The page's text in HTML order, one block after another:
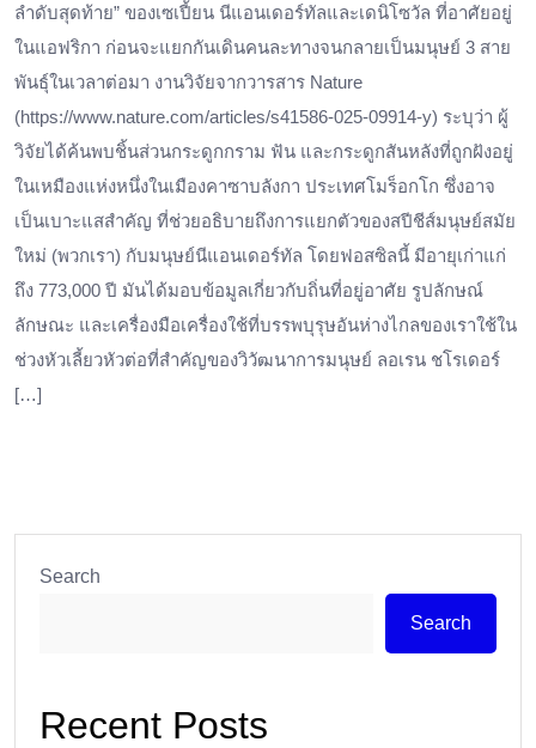
ลำดับสุดท้าย” ของเซเปี้ยน นีแอนเดอร์ทัลและเดนิโซวัล ที่อาศัยอยู่
ในแอฟริกา ก่อนจะแยกกันเดินคนละทางจนกลายเป็นมนุษย์ 3 สาย
พันธุ์ในเวลาต่อมา งานวิจัยจากวารสาร Nature
(https://www.nature.com/articles/s41586-025-09914-y) ระบุว่า ผู้
วิจัยได้ค้นพบชิ้นส่วนกระดูกกราม ฟัน และกระดูกสันหลังที่ถูกฝังอยู่
ในเหมืองแห่งหนึ่งในเมืองคาซาบลังกา ประเทศโมร็อกโก ซึ่งอาจ
เป็นเบาะแสสำคัญ ที่ช่วยอธิบายถึงการแยกตัวของสปีชีส์มนุษย์สมัย
ใหม่ (พวกเรา) กับมนุษย์นีแอนเดอร์ทัล โดยฟอสซิลนี้ มีอายุเก่าแก่
ถึง 773,000 ปี มันได้มอบข้อมูลเกี่ยวกับถิ่นที่อยู่อาศัย รูปลักษณ์
ลักษณะ และเครื่องมือเครื่องใช้ที่บรรพบุรุษอันห่างไกลของเราใช้ใน
ช่วงหัวเลี้ยวหัวต่อที่สำคัญของวิวัฒนาการมนุษย์ ลอเรน ชโรเดอร์
[…]
Search
Search
Recent Posts